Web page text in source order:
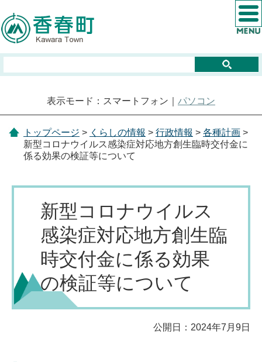
表示モード：スマートフォン｜ パソコン
トップページ > くらしの情報 > 行政情報 > 各種計画 >
新型コロナウイルス感染症対応地方創生臨時交付金に
係る効果の検証等について
新型コロナウイルス
感染症対応地方創生臨
時交付金に係る効果
の検証等について
公開日：2024年7月9日